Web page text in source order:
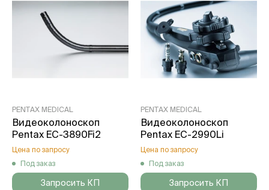
PENTAX MEDICAL
Видеоколоноскоп
Pentax EC-3890Fi2
Цена по запросу
Под заказ
Запросить КП
PENTAX MEDICAL
Видеоколоноскоп
Pentax EC-2990Li
Цена по запросу
Под заказ
Запросить КП